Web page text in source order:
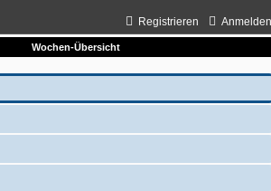
Registrieren
Wochen-Übersicht